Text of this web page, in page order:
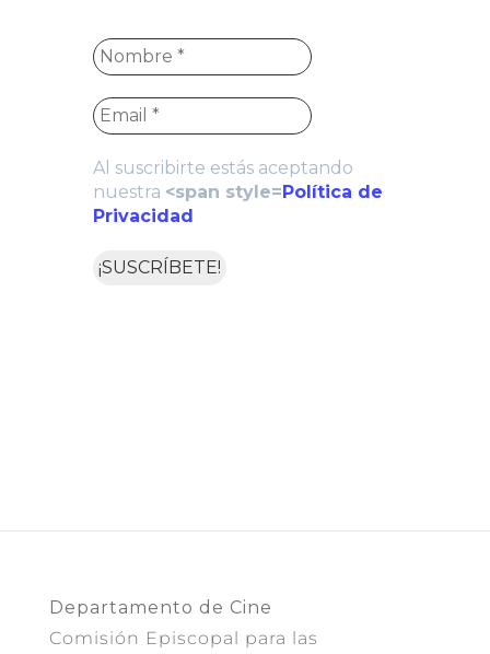
Al suscribirte estás aceptando
nuestra <span style=Política de
Privacidad
Departamento de Cine
Comisión Episcopal para las